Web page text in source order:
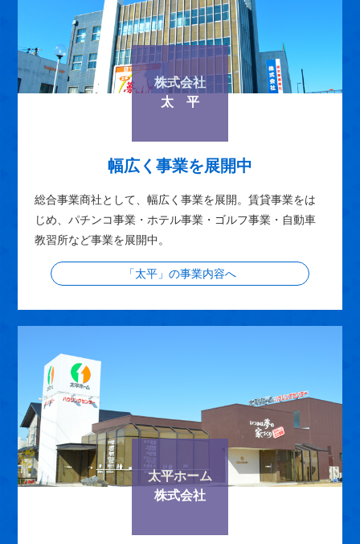
株式会社
太 平
幅広く事業を展開中
総合事業商社として、幅広く事業を展開。賃貸事業をは
じめ、パチンコ事業・ホテル事業・ゴルフ事業・自動車
教習所など事業を展開中。
「太平」の事業内容へ
太平ホーム
株式会社